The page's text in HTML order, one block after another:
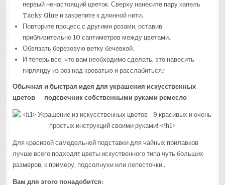
первый ненастоящий цветок. Сверху нанесите пару капель
Tacky Glue и закрепите к длинной нити..
Повторите процесс с другими розами, оставив
приблизительно 10 сантиметров между цветами..
Обвязать березовую ветку бечевкой.
И теперь все, что вам необходимо сделать, это навесить
гирлянду из роз над кроватью и расслабиться.!
Обычная и быстрая идея для украшения искусственных
цветов — подсвечник собственными руками ремесло
Для красивой самодельной подставки для чайных прилавков
лучше всего подходят цветы искуственного типа чуть больших
размеров, к примеру, подсолнухи или лепесточки..
Вам для этого понадобится: